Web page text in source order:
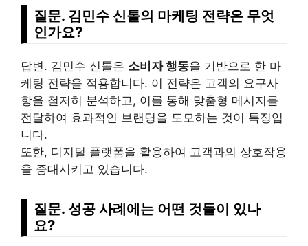
질문. 김민수 신톨의 마케팅 전략은 무엇
인가요?
답변. 김민수 신톨은 소비자 행동을 기반으로 한 마
케팅 전략을 적용합니다. 이 전략은 고객의 요구사
항을 철저히 분석하고, 이를 통해 맞춤형 메시지를
전달하여 효과적인 브랜딩을 도모하는 것이 특징입
니다.
또한, 디지털 플랫폼을 활용하여 고객과의 상호작용
을 증대시키고 있습니다.
질문. 성공 사례에는 어떤 것들이 있나
요?